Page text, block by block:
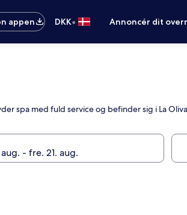
appen DKK• Annoncér dit
spa med fuld service og befinder sig i La Oliva